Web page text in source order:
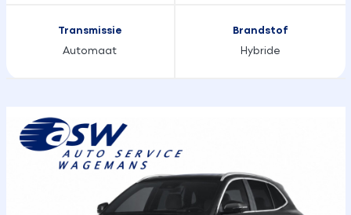
Transmissie
Automaat
Brandstof
Hybride